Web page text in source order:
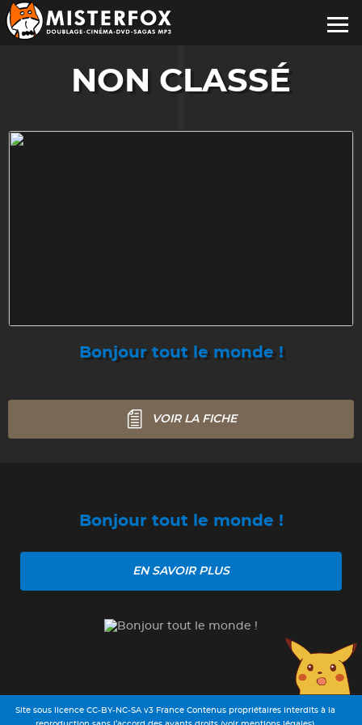
NON CLASSÉ
Bonjour tout le monde !
VOIR LA FICHE
Bonjour tout le monde !
EN SAVOIR PLUS
Site sous licence CC-BY-NC-SA v3 France Contenus propriétaires interdits à la